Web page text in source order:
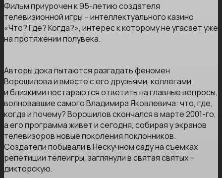
Фильм приурочен к 95-летию создателя
телевизионной игры – интеллектуального казино
«Что? Где? Когда?», интерес к которому не угасает уже
на протяжении полувека.
Авторы дока пытаются разгадать феномен
Ворошилова и вместе с его друзьями, коллегами
и близкими постараются ответить на главные вопросы,
волновавшие самого Владимира Яковлевича: что, где,
когда и почему? Ворошилов скончался в марте 2001-го,
а его программа живет и сегодня, собирая у экранов
телевизоров новые поколения поклонников.
Создатели побывали в Нескучном саду на съемках
репетиции телеигры, заглянули в святая святых –
дикторскую.